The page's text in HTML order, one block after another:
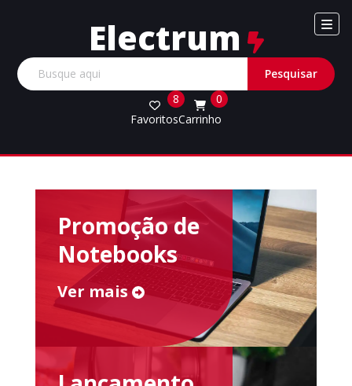
Electrum
Favoritos
8
Carrinho
0
Promoção de
Notebooks
Ver mais